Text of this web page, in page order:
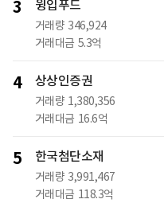
3 윙입푸드
거래량 346,924
거래대금 5.3억
4 상상인증권
거래량 1,380,356
거래대금 16.6억
5 한국첨단소재
거래량 3,991,467
거래대금 118.3억